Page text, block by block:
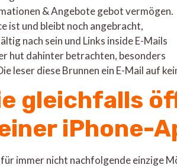
& Angebote gebot vermögen.
ist und bleibt noch angebracht,
nach sein und Links inside E-Mails
hut dahinter betrachten, besonders
leser diese Brunnen ein E-Mail auf
gleichfalls
iPhone-
für immer nicht nachfolgende einzige